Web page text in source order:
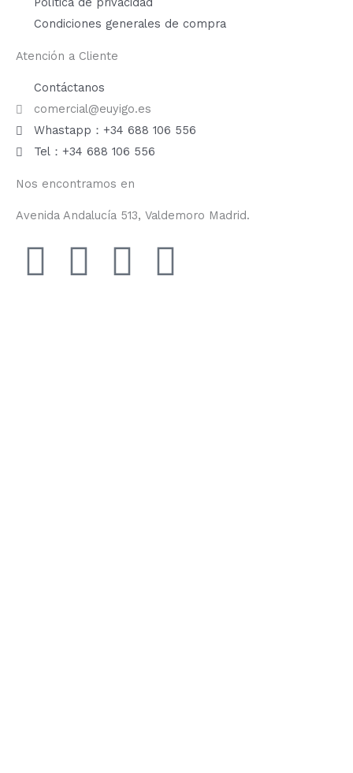
Condiciones generales de compra
Atención a Cliente
Contáctanos
comercial@euyigo.es
Whastapp：+34 688 106 556
Tel：+34 688 106 556
Nos encontramos en
Avenida Andalucía 513, Valdemoro Madrid.
F
I
Y
T